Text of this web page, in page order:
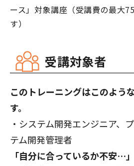
ース」対象講座（受講費の最大
す）
受講対象者
このトレーニングはこのよう
す。
・システム開発エンジニア、
テム開発管理者
「自分に合っているか不安…